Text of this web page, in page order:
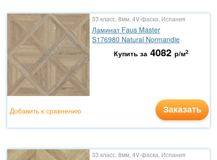
33 класс, 8мм, 4V-фаска, Испания
Ламинат Faus Master
S176980 Natural Normandie
Купить за 4082 р/м2
Заказать
Добавить к сравнению
33 класс, 8мм, 4V-фаска, Испания